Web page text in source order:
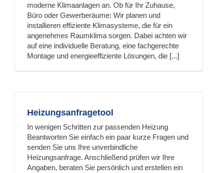
moderne Klimaanlagen an. Ob für Ihr Zuhause,
Büro oder Gewerberäume: Wir planen und
installieren effiziente Klimasysteme, die für ein
angenehmes Raumklima sorgen. Dabei achten wir
auf eine individuelle Beratung, eine fachgerechte
Montage und energieeffiziente Lösungen, die [...]
Heizungsanfragetool
In wenigen Schritten zur passenden Heizung
Beantworten Sie einfach ein paar kurze Fragen und
senden Sie uns Ihre unverbindliche
Heizungsanfrage. Anschließend prüfen wir Ihre
Angaben, beraten Sie persönlich und erstellen ein